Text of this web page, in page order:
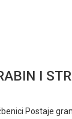
I
Postaje